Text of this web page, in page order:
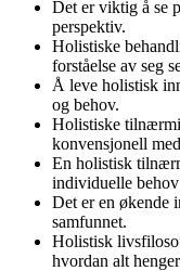
Det er viktig å se
perspektiv.
Holistiske
forståelse av seg
Å leve holistisk
og behov.
Holistiske
konvensjonell
En holistisk
individuelle behov
Det er en økende
samfunnet.
Holistisk
hvordan alt